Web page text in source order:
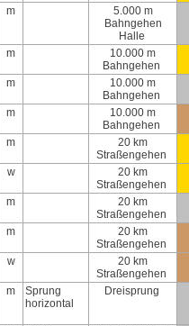
m
5.000 m
Bahngehen
Halle
m
10.000 m
Bahngehen
m
10.000 m
Bahngehen
m
10.000 m
Bahngehen
m
20 km
Straßengehen
w
20 km
Straßengehen
m
20 km
Straßengehen
m
20 km
Straßengehen
w
20 km
Straßengehen
m
Sprung
horizontal
Dreisprung